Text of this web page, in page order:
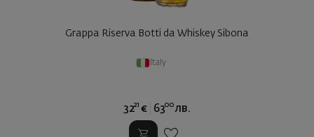
Grappa Riserva Botti da Whiskey Sibona
Italy
3221 € 6300 лв.